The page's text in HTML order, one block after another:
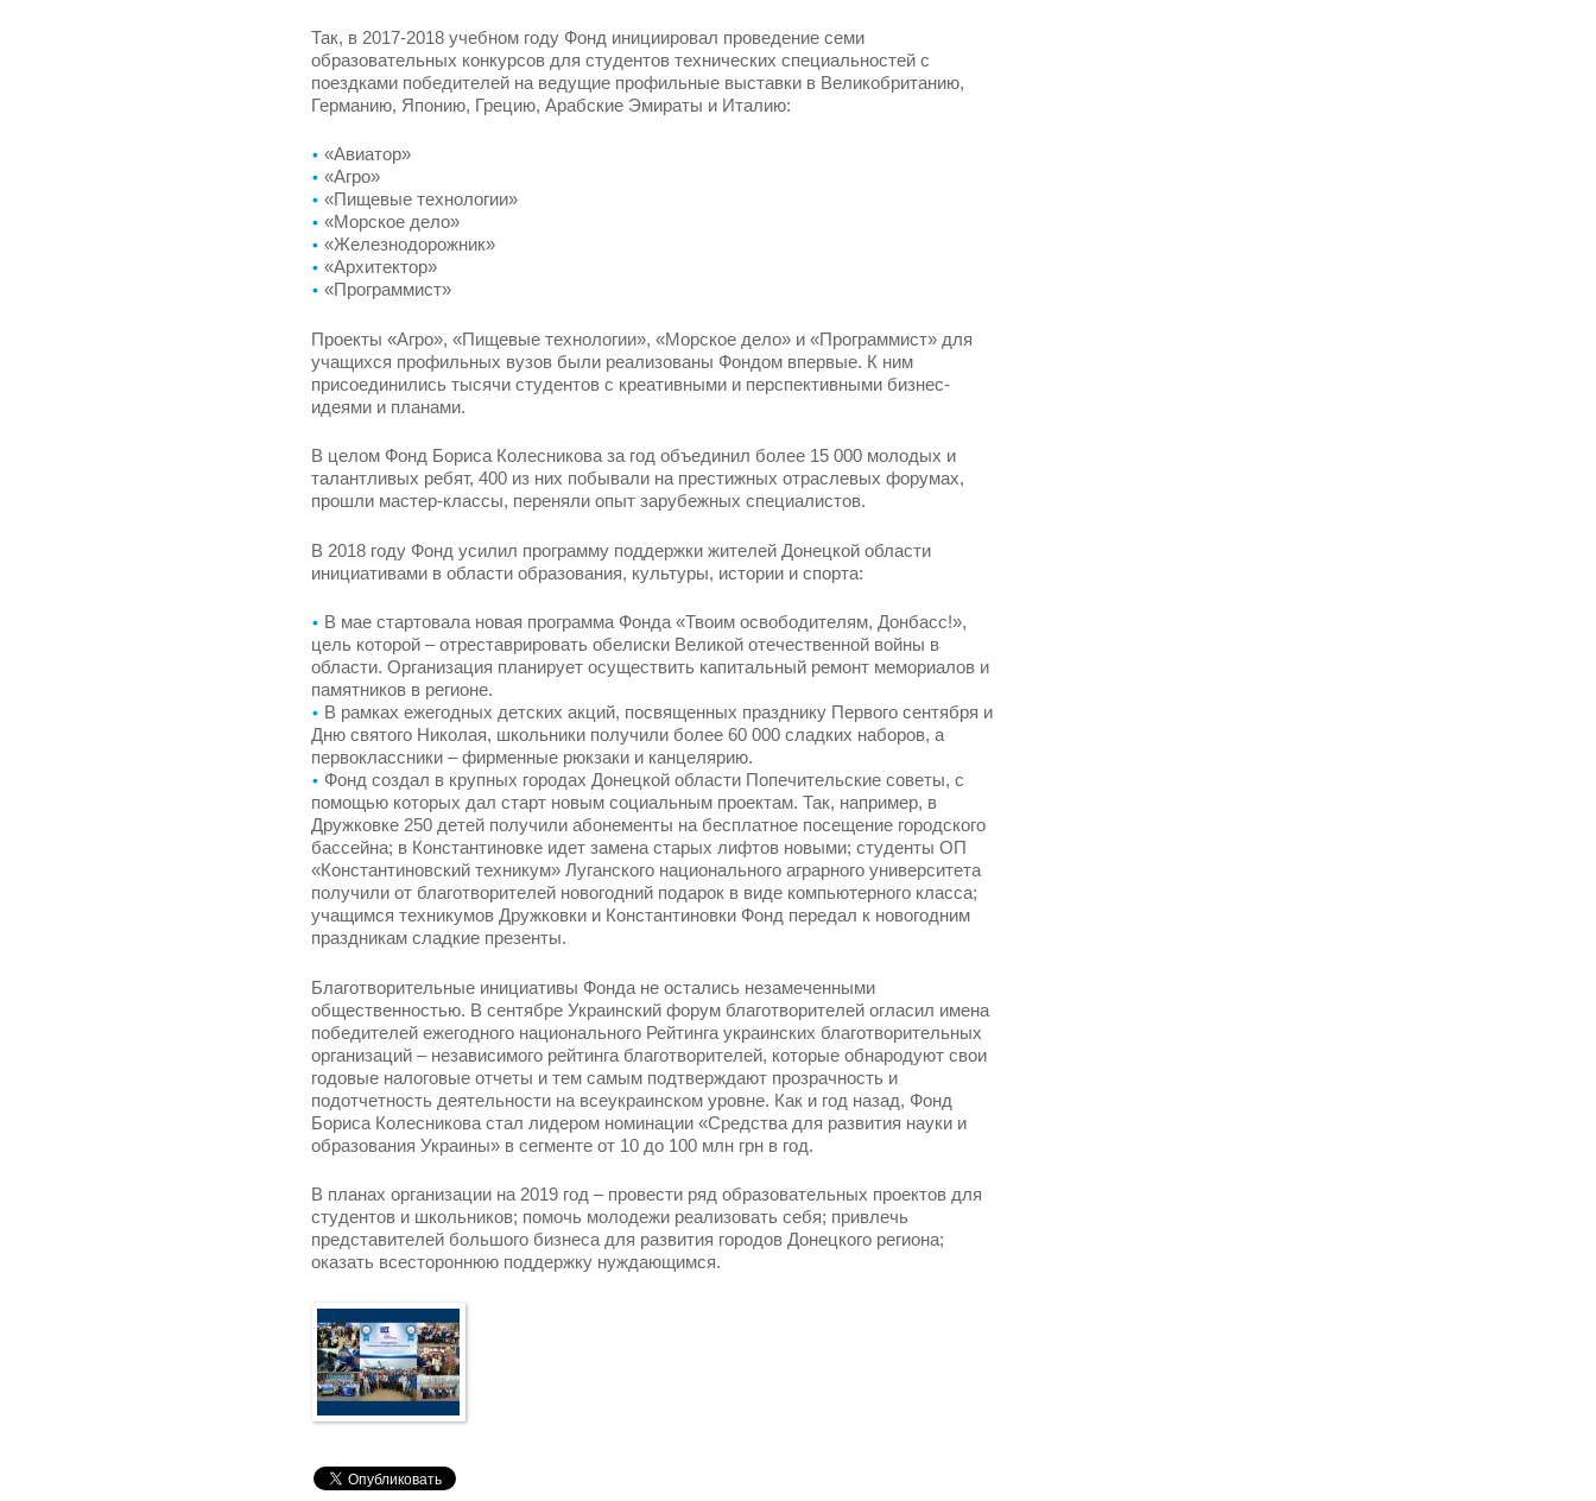
Так, в 2017-2018 учебном году Фонд инициировал проведение семи
образовательных конкурсов для студентов технических специальностей с
поездками победителей на ведущие профильные выставки в Великобританию,
Германию, Японию, Грецию, Арабские Эмираты и Италию:
«Авиатор»
«Агро»
«Пищевые технологии»
«Морское дело»
«Железнодорожник»
«Архитектор»
«Программист»
Проекты «Агро», «Пищевые технологии», «Морское дело» и «Программист» для
учащихся профильных вузов были реализованы Фондом впервые. К ним
присоединились тысячи студентов с креативными и перспективными бизнес-
идеями и планами.
В целом Фонд Бориса Колесникова за год объединил более 15 000 молодых и
талантливых ребят, 400 из них побывали на престижных отраслевых форумах,
прошли мастер-классы, переняли опыт зарубежных специалистов.
В 2018 году Фонд усилил программу поддержки жителей Донецкой области
инициативами в области образования, культуры, истории и спорта:
В мае стартовала новая программа Фонда «Твоим освободителям, Донбасс!»,
цель которой – отреставрировать обелиски Великой отечественной войны в
области. Организация планирует осуществить капитальный ремонт мемориалов и
памятников в регионе.
В рамках ежегодных детских акций, посвященных празднику Первого сентября и
Дню святого Николая, школьники получили более 60 000 сладких наборов, а
первоклассники – фирменные рюкзаки и канцелярию.
Фонд создал в крупных городах Донецкой области Попечительские советы, с
помощью которых дал старт новым социальным проектам. Так, например, в
Дружковке 250 детей получили абонементы на бесплатное посещение городского
бассейна; в Константиновке идет замена старых лифтов новыми; студенты ОП
«Константиновский техникум» Луганского национального аграрного университета
получили от благотворителей новогодний подарок в виде компьютерного класса;
учащимся техникумов Дружковки и Константиновки Фонд передал к новогодним
праздникам сладкие презенты.
Благотворительные инициативы Фонда не остались незамеченными
общественностью. В сентябре Украинский форум благотворителей огласил имена
победителей ежегодного национального Рейтинга украинских благотворительных
организаций – независимого рейтинга благотворителей, которые обнародуют свои
годовые налоговые отчеты и тем самым подтверждают прозрачность и
подотчетность деятельности на всеукраинском уровне. Как и год назад, Фонд
Бориса Колесникова стал лидером номинации «Средства для развития науки и
образования Украины» в сегменте от 10 до 100 млн грн в год.
В планах организации на 2019 год – провести ряд образовательных проектов для
студентов и школьников; помочь молодежи реализовать себя; привлечь
представителей большого бизнеса для развития городов Донецкого региона;
оказать всестороннюю поддержку нуждающимся.